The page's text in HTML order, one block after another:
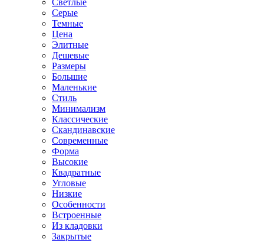
Светлые
Серые
Темные
Цена
Элитные
Дешевые
Размеры
Большие
Маленькие
Стиль
Минимализм
Классические
Скандинавские
Современные
Форма
Высокие
Квадратные
Угловые
Низкие
Особенности
Встроенные
Из кладовки
Закрытые